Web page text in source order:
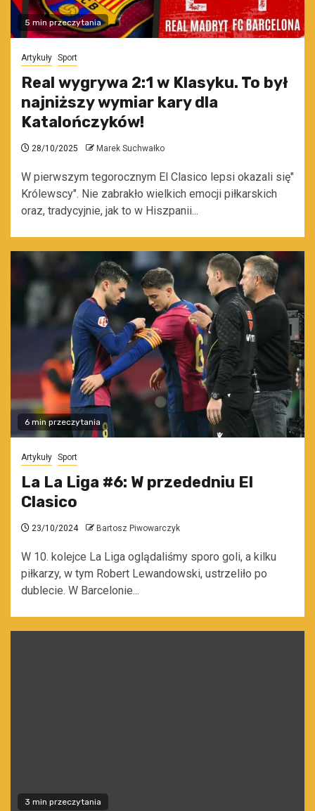
5 min przeczytania
Artykuły Sport
Real wygrywa 2:1 w Klasyku. To był
najniższy wymiar kary dla
Katalończyków!
28/10/2025 Marek Suchwałko
W pierwszym tegorocznym El Clasico lepsi okazali się"
Królewscy". Nie zabrakło wielkich emocji piłkarskich
oraz, tradycyjnie, jak to w Hiszpanii...
6 min przeczytania
Artykuły Sport
La La Liga #6: W przededniu El
Clasico
23/10/2024 Bartosz Piwowarczyk
W 10. kolejce La Liga oglądaliśmy sporo goli, a kilku
piłkarzy, w tym Robert Lewandowski, ustrzeliło po
dublecie. W Barcelonie...
3 min przeczytania